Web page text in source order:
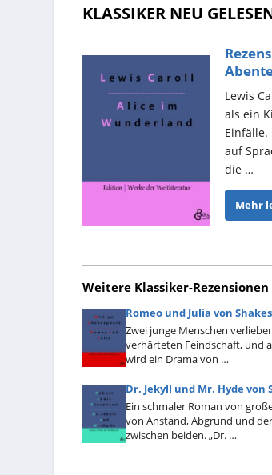
KLASSIKER NEU
von...
Lewis
als ein
Einfälle.
auf
die …
Mehr
Weitere Klassiker-Rezensionen
Romeo und Julia von
Zwei junge Menschen
verhärteten Feindschaft, und
wird ein Drama von …
Dr. Jekyll und Mr. Hyde von
Ein schmaler Roman von
von Anstand, Abgrund und
zwischen beiden. „Dr. …